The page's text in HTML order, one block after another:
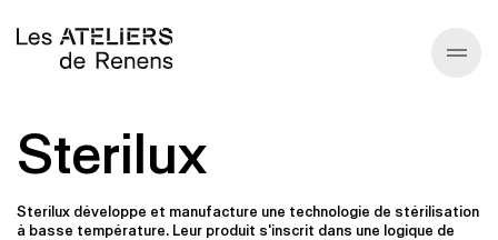
Annuaire
À propos
Sterilux
Sterilux développe et manufacture une technologie de stérilisation
à basse température. Leur produit s'inscrit dans une logique de